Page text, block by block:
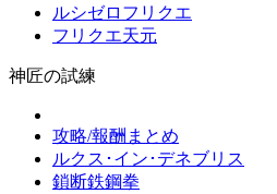
ルシゼロフリクエ
フリクエ天元
神匠の試練
攻略/報酬まとめ
ルクス･イン･デネブリス
鎖断鉄鋼拳